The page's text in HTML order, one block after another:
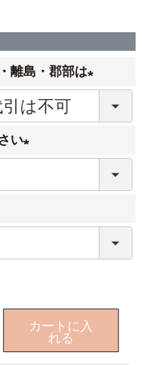
離島・郡部は
必
い
必
カートに入
れる